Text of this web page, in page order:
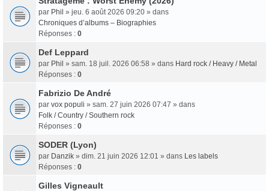
par Phil » jeu. 6 août 2026 09:20 » dans
Chroniques d’albums – Biographies
Réponses : 0
Def Leppard
par Phil » sam. 18 juil. 2026 06:58 » dans Hard rock / Heavy / Metal
Réponses : 0
Fabrizio De André
par vox populi » sam. 27 juin 2026 07:47 » dans
Folk / Country / Southern rock
Réponses : 0
SODER (Lyon)
par Danzik » dim. 21 juin 2026 12:01 » dans Les labels
Réponses : 0
Gilles Vigneault